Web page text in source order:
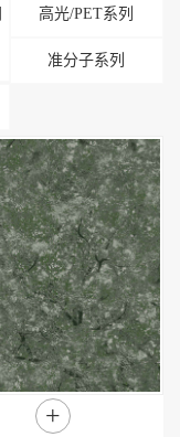
高光/PET系列
准分子系列
+